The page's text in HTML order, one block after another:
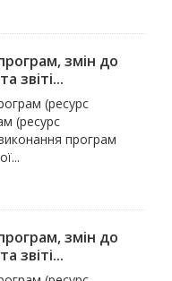
змін до
звіті...
(ресурс
(ресурс
програм
змін до
звіті...